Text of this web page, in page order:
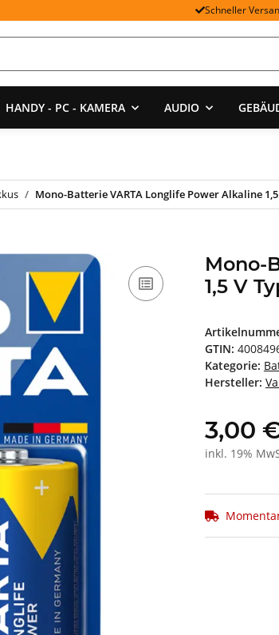
Schneller
HANDY - PC - KAMERA AUDIO
Mono-Batterie VARTA Longlife Power Alkaline
Mono-
1,5 V
GTIN:
Kategorie:
Hersteller:
3,00
inkl. 19%